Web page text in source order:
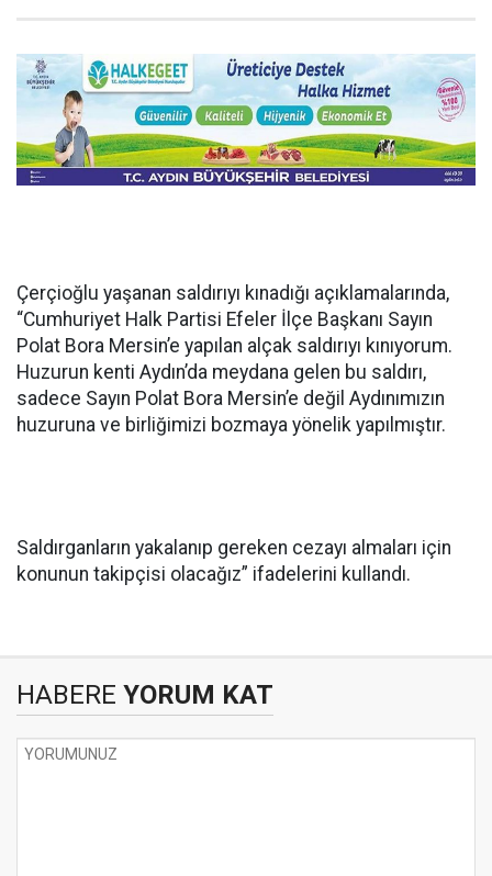
Çerçioğlu yaşanan saldırıyı kınadığı açıklamalarında,
“Cumhuriyet Halk Partisi Efeler İlçe Başkanı Sayın
Polat Bora Mersin’e yapılan alçak saldırıyı kınıyorum.
Huzurun kenti Aydın’da meydana gelen bu saldırı,
sadece Sayın Polat Bora Mersin’e değil Aydınımızın
huzuruna ve birliğimizi bozmaya yönelik yapılmıştır.
Saldırganların yakalanıp gereken cezayı almaları için
konunun takipçisi olacağız” ifadelerini kullandı.
HABERE YORUM KAT